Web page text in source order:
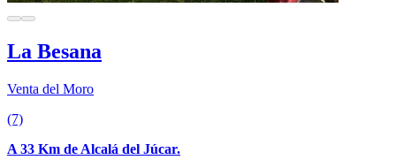
La Besana
Venta del Moro
(7)
A 33 Km de Alcalá del Júcar.